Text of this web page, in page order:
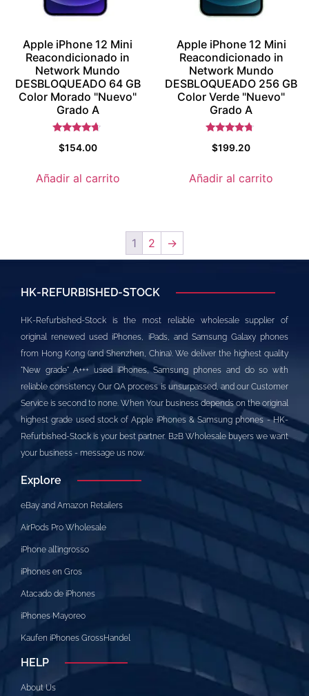
Apple iPhone 12 Mini
Reacondicionado in
Network Mundo
DESBLOQUEADO 64 GB
Color Morado "Nuevo"
Grado A
con
$154.00
Añadir al carrito
Apple iPhone 12 Mini
Reacondicionado in
Network Mundo
DESBLOQUEADO 256 GB
Color Verde "Nuevo"
Grado A
con
$199.20
Añadir al carrito
1 2 →
HK-REFURBISHED-STOCK
HK-Refurbished-Stock is the most reliable wholesale supplier of
original renewed used iPhones, iPads, and Samsung Galaxy phones
from Hong Kong (and Shenzhen, China). We deliver the highest quality
"New grade" A+++ used iPhones, Samsung phones and do so with
reliable consistency. Our QA process is unsurpassed, and our Customer
Service is second to none. When Your business depends on the original
highest grade used stock of Apple iPhones & Samsung phones - HK-
Refurbished-Stock is your best partner. B2B Wholesale buyers we want
your business - message us now.
Explore
eBay and Amazon Retailers
AirPods Pro Wholesale
iPhone all’ingrosso
iPhones en Gros
Atacado de iPhones
iPhones Mayoreo
Kaufen iPhones GrossHandel
HELP
About Us